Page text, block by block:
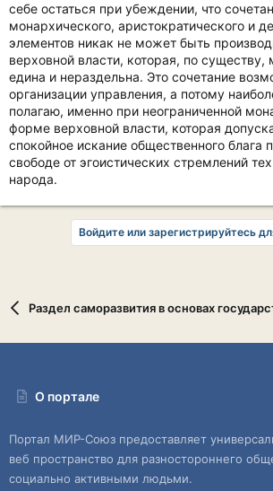
себе остаться при убеждении, что
монархического, аристократического и
элементов никак не может быть
верховной власти, которая, по
едина и нераздельна. Это сочетание
организации управления, а потому
полагаю, именно при неограниченной
форме верховной власти, которая
спокойное искание общественного блага
свободе от эгоистических стремлений
народа.
Войдите или зарегистрируйтесь
Раздел саморазвития в основах
О портале
Портал МИР-Союз предоставляет
веб пространство для разностороннего
социально активными людьми.